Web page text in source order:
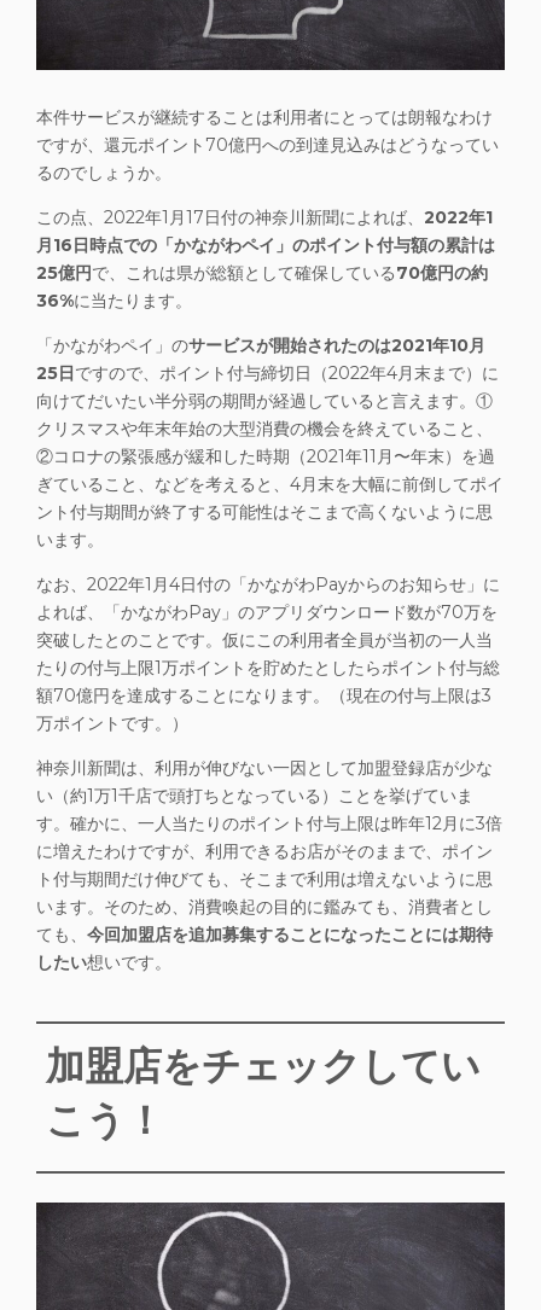
本件サービスが継続することは利用者にとっては朗報なわけ
ですが、 還元ポイント70億円への到達見込みはどうなってい
るのでしょうか。
この点、2022年1月17日付の神奈川新聞によれば、 2022年1
月16日時点での「かながわペイ」のポイント付与額の累計は
25億円で、これは県が総額として確保している70億円の約
36%に当たります。
「かながわペイ」のサービスが開始されたのは2021年10月
25日ですので、ポイント付与締切日（2022年4月末まで）に
向けてだいたい半分弱の期間が経過していると言えます。①
クリスマスや年末年始の大型消費の機会を終えていること、
②コロナの緊張感が緩和した時期（2021年11月〜年末）を過
ぎていること、などを考えると、 4月末を大幅に前倒してポイ
ント付与期間が終了する可能性はそこまで高くないように思
います。
なお、2022年1月4日付の「かながわPayからのお知らせ」に
よれば、「かながわPay」のアプリダウンロード数が70万を
突破したとのことです。仮にこの利用者全員が当初の一人当
たりの付与上限1万ポイントを貯めたとしたらポイント付与総
額70億円を達成することになります。（現在の付与上限は3
万ポイントです。）
神奈川新聞は、利用が伸びない一因として加盟登録店が少な
い（約1万1千店で頭打ちとなっている）ことを挙げていま
す。確かに、一人当たりのポイント付与上限は昨年12月に3倍
に増えたわけですが、利用できるお店がそのままで、ポイン
ト付与期間だけ伸びても、そこまで利用は増えないように思
います。そのため、消費喚起の目的に鑑みても、消費者とし
ても、 今回加盟店を追加募集することになったことには期待
したい想いです。
加盟店をチェックしてい
こう！